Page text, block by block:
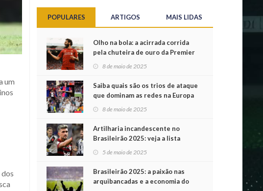
um
POPULARES ARTIGOS MAIS LIDAS
Olho na bola: a acirrada corrida
pela chuteira de ouro da Premier
League
8 de maio de 2025
Saiba quais são os trios de ataque
que dominam as redes na Europa
8 de maio de 2025
Artilharia incandescente no
Brasileirão 2025: veja a lista
atualizada
5 de maio de 2025
Brasileirão 2025: a paixão nas
arquibancadas e a economia do